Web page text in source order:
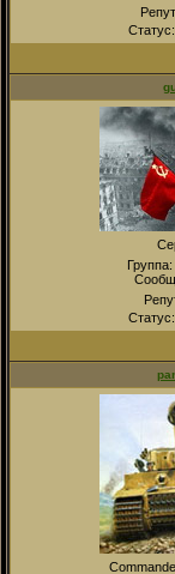
Статус:
Статус: